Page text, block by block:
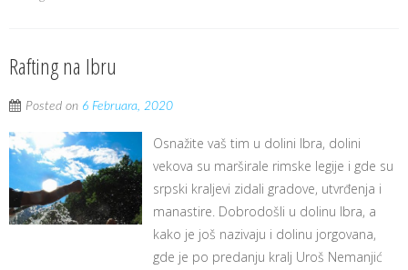
Rafting na Ibru
Posted on 6 Februara, 2020
Osnažite vaš tim u dolini Ibra, dolini
vekova su marširale rimske legije i gde su
srpski kraljevi zidali gradove, utvrđenja i
manastire. Dobrodošli u dolinu Ibra, a
kako je još nazivaju i dolinu jorgovana,
gde je po predanju kralj Uroš Nemanjić